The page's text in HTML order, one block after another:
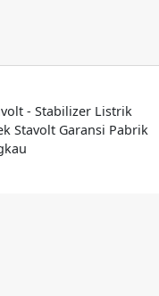
- Stabilizer Listrik
Stavolt Garansi Pabrik